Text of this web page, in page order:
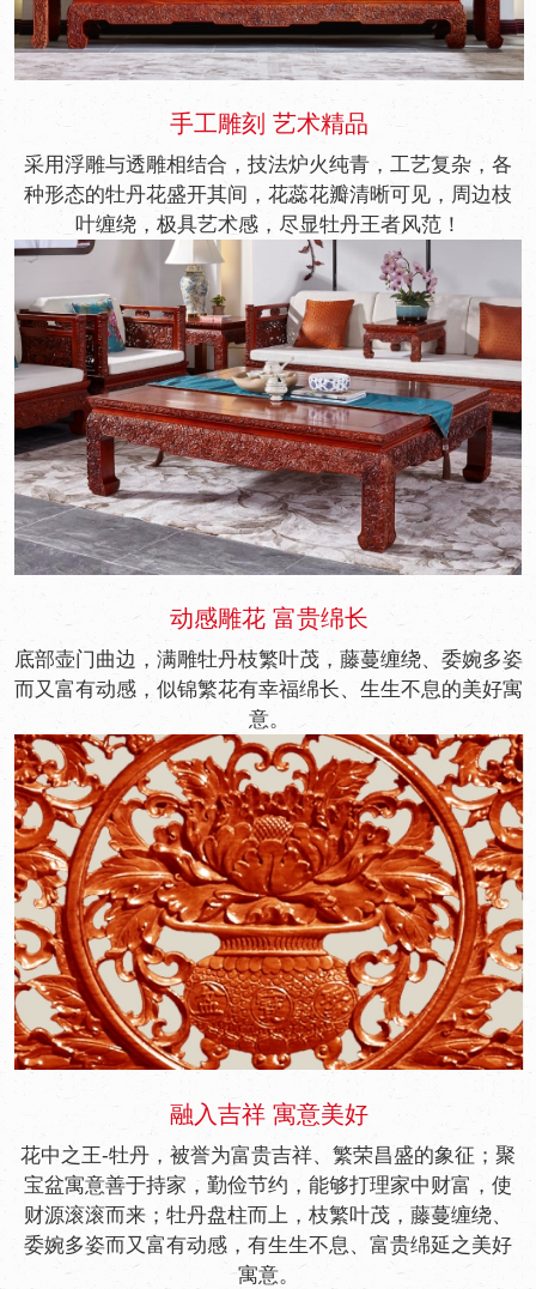
手工雕刻 艺术精品
采用浮雕与透雕相结合，技法炉火纯青，工艺复杂，各
种形态的牡丹花盛开其间，花蕊花瓣清晰可见，周边枝
叶缠绕，极具艺术感，尽显牡丹王者风范！
动感雕花 富贵绵长
底部壶门曲边，满雕牡丹枝繁叶茂，藤蔓缠绕、委婉多姿
而又富有动感，似锦繁花有幸福绵长、生生不息的美好寓
意。
融入吉祥 寓意美好
花中之王-牡丹，被誉为富贵吉祥、繁荣昌盛的象征；聚
宝盆寓意善于持家，勤俭节约，能够打理家中财富，使
财源滚滚而来；牡丹盘柱而上，枝繁叶茂，藤蔓缠绕、
委婉多姿而又富有动感，有生生不息、富贵绵延之美好
寓意。